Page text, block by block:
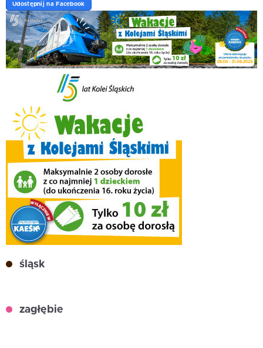
Udostępnij na Facebook
śląsk
zagłębie